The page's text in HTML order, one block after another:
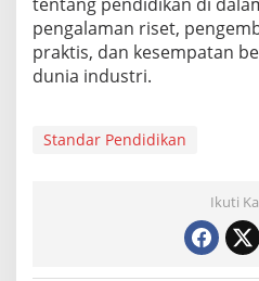
pengalaman riset,
praktis, dan kesempatan
dunia industri.
Standar Pendidikan
Ikuti